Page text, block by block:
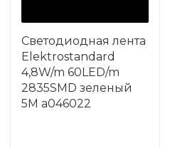
Светодиодная лента
Elektrostandard
4,8W/m 60LED/m
2835SMD зеленый
5M a046022